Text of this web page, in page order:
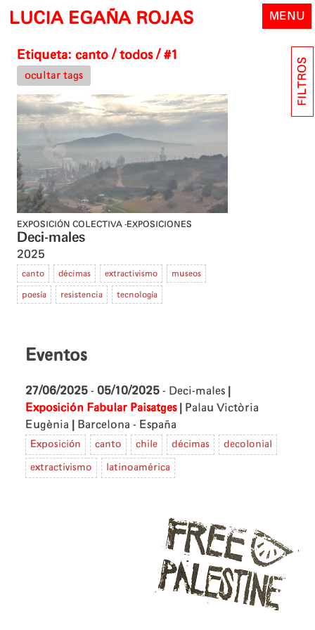
Skip
content
LUCIA EGAÑA ROJAS MENU
Etiqueta: canto / todos / #1
ocultar tags
EXPOSICIÓN COLECTIVA EXPOSICIONES
Deci-males
2025
canto décimas extractivismo museos
poesía resistencia tecnología
Eventos
27/06/2025 - 05/10/2025 - Deci-males
Exposición Fabular Paisatges
Palau Victòria
Eugènia
Barcelona - España
Exposición canto chile décimas decolonial
extractivismo latinoamérica
FILTROS